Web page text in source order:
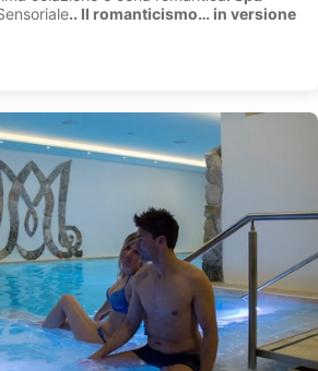
.. Il romanticismo… in versione